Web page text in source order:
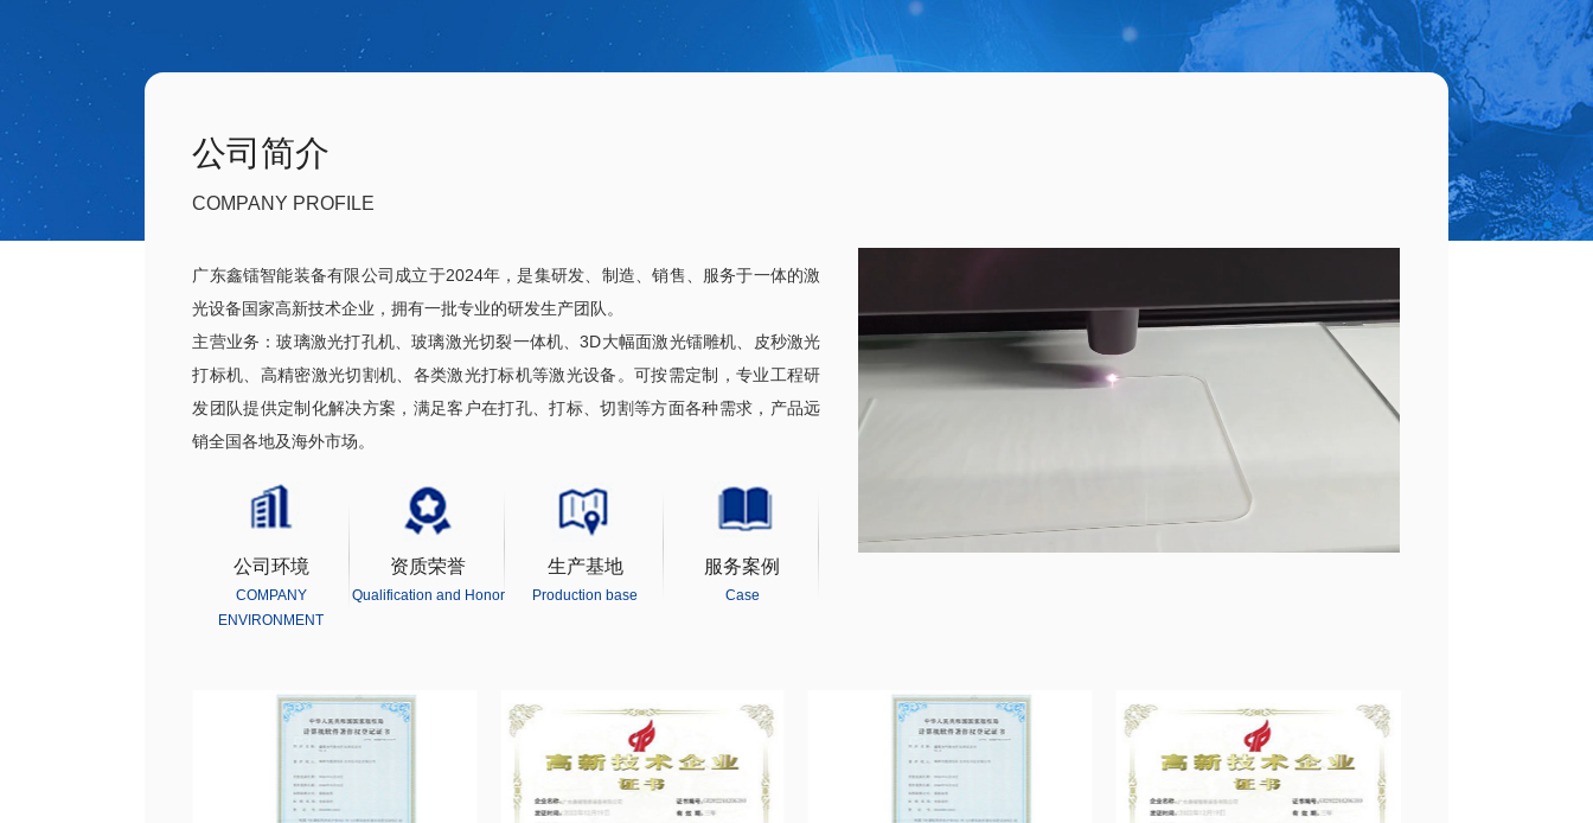
公司简介
COMPANY PROFILE
广东鑫镭智能装备有限公司成立于2024年，是集研发、制造、销售、服务于一体的激
光设备国家高新技术企业，拥有一批专业的研发生产团队。
主营业务：玻璃激光打孔机、玻璃激光切裂一体机、3D大幅面激光镭雕机、皮秒激光
打标机、高精密激光切割机、各类激光打标机等激光设备。可按需定制，专业工程研
发团队提供定制化解决方案，满足客户在打孔、打标、切割等方面各种需求，产品远
销全国各地及海外市场。
公司环境
COMPANY
ENVIRONMENT
资质荣誉
Qualification and Honor
生产基地
Production base
服务案例
Case